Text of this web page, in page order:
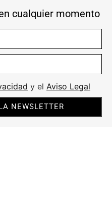
cualquier momento
y el Aviso Legal
NEWSLETTER